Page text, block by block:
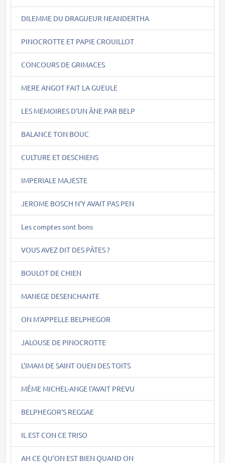
DILEMME DU DRAGUEUR NEANDERTHA
PINOCROTTE ET PAPIE CROUILLOT
CONCOURS DE GRIMACES
MERE ANGOT FAIT LA GUEULE
LES MEMOIRES D'UN ÂNE PAR BELP
BALANCE TON BOUC
CULTURE ET DESCHIENS
IMPERIALE MAJESTE
JEROME BOSCH N'Y AVAIT PAS PEN
Les comptes sont bons
VOUS AVEZ DIT DES PÂTES ?
BOULOT DE CHIEN
MANEGE DESENCHANTE
ON M'APPELLE BELPHEGOR
JALOUSE DE PINOCROTTE
L'IMAM DE SAINT OUEN DES TOITS
MÊME MICHEL-ANGE l'AVAIT PREVU
BELPHEGOR'S REGGAE
IL EST CON CE TRISO
AH CE QU'ON EST BIEN QUAND ON